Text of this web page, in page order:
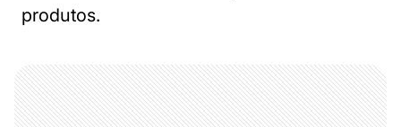
produtos.